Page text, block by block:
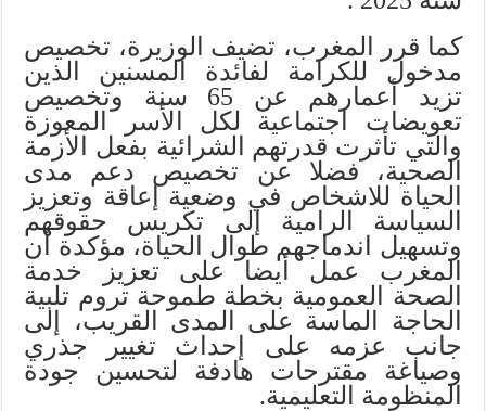
كما قرر المغرب، تضيف الوزيرة، تخصيص
مدخول للكرامة لفائدة المسنين الذين
تزيد أعمارهم عن 65 سنة وتخصيص
تعويضات اجتماعية لكل الأسر المعوزة
والتي تأثرت قدرتهم الشرائية بفعل الأزمة
الصحية، فضلا عن تخصيص دعم مدى
الحياة للاشخاص في وضعية إعاقة وتعزيز
السياسة الرامية إلى تكريس حقوقهم
وتسهيل اندماجهم طوال الحياة، مؤكدة أن
المغرب عمل أيضا على تعزيز خدمة
الصحة العمومية بخطة طموحة تروم تلبية
الحاجة الماسة على المدى القريب، إلى
جانب عزمه على إحداث تغيير جذري
وصياغة مقترحات هادفة لتحسين جودة
المنظومة التعليمية.